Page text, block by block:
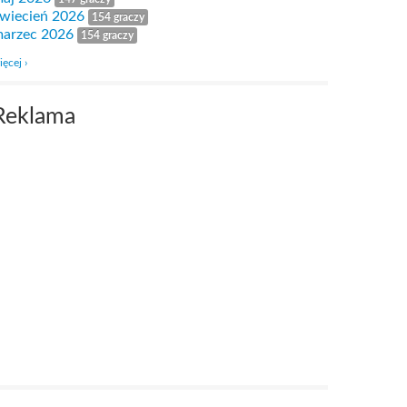
2026 154 graczy
2026 154 graczy
›